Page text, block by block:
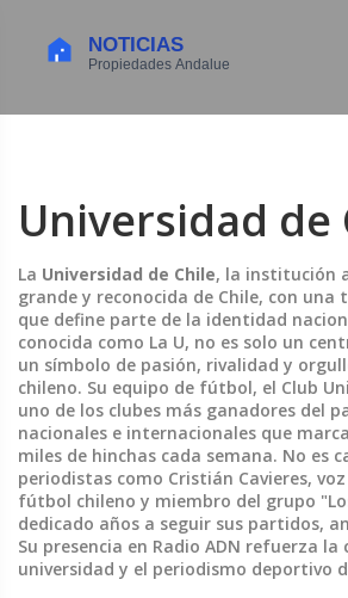
Universidad de
La Universidad de Chile, la institución
grande y reconocida de Chile, con
que define parte de la identidad
conocida como La U, no es solo un
un símbolo de pasión, rivalidad y
chileno. Su equipo de fútbol, el Club
uno de los clubes más ganadores del
nacionales e internacionales que
miles de hinchas cada semana. No es
periodistas como Cristián Cavieres,
fútbol chileno y miembro del grupo
dedicado años a seguir sus partidos,
Su presencia en Radio ADN refuerza
universidad y el periodismo deportivo